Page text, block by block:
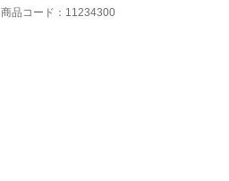
商品コード：11234300